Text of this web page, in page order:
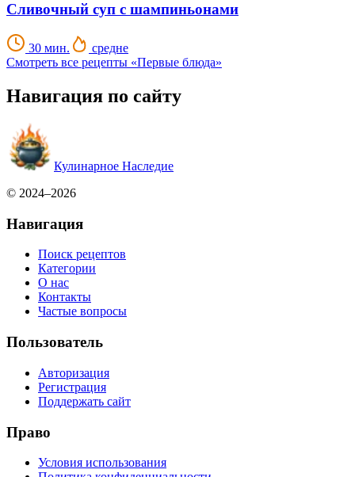
Сливочный суп с шампиньонами
30 мин.
средне
Смотреть все рецепты «Первые блюда»
Навигация по сайту
Кулинарное Наследие
© 2024–2026
Навигация
Поиск рецептов
Категории
О нас
Контакты
Частые вопросы
Пользователь
Авторизация
Регистрация
Поддержать сайт
Право
Условия использования